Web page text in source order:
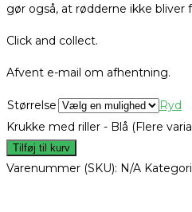
gør også, at rødderne ikke
Click and collect.
Afvent e-mail om afhentning.
Størrelse
Ryd
Krukke med riller - Blå (Flere
Tilføj til kurv
Varenummer (SKU): N/A